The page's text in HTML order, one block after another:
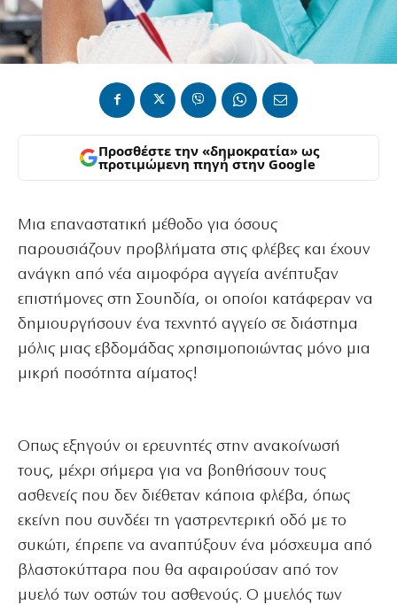
Προσθέστε την «δημοκρατία» ως
προτιμώμενη πηγή στην Google
Μια επαναστατική μέθοδο για όσους
παρουσιάζουν προβλήματα στις φλέβες και έχουν
ανάγκη από νέα αιμοφόρα αγγεία ανέπτυξαν
επιστήμονες στη Σουηδία, οι οποίοι κατάφεραν να
δημιουργήσουν ένα τεχνητό αγγείο σε διάστημα
μόλις μιας εβδομάδας χρησιμοποιώντας μόνο μια
μικρή ποσότητα αίματος!
Οπως εξηγούν οι ερευνητές στην ανακοίνωσή
τους, μέχρι σήμερα για να βοηθήσουν τους
ασθενείς που δεν διέθεταν κάποια φλέβα, όπως
εκείνη που συνδέει τη γαστρεντερική οδό με το
συκώτι, έπρεπε να αναπτύξουν ένα μόσχευμα από
βλαστοκύτταρα που θα αφαιρούσαν από τον
μυελό των οστών του ασθενούς. Ο μυελός των